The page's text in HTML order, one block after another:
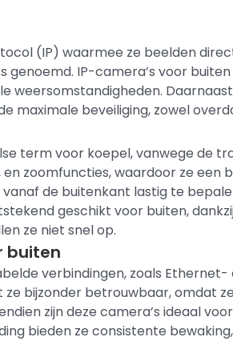
(IP) waarmee ze beelden
genoemd. IP-camera’s voor
weersomstandigheden.
beveiliging, zowel
term voor koepel, vanwege de
zoomfuncties, waardoor ze
de buitenkant lastig te
geschikt voor buiten,
ze niet snel op.
buiten
verbindingen, zoals
bijzonder betrouwbaar, omdat
zijn deze camera’s ideaal
bieden ze consistente